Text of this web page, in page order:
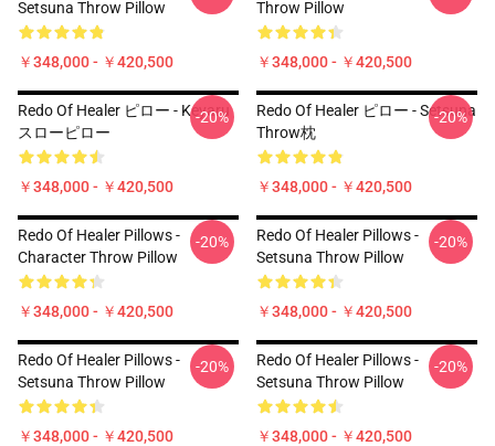
Setsuna Throw Pillow
￥348,000 - ￥420,500
Throw Pillow
￥348,000 - ￥420,500
Redo Of Healer ピロー - Keyaru
スローピロー
￥348,000 - ￥420,500
-20%
Redo Of Healer ピロー - Setsuna
Throw枕
￥348,000 - ￥420,500
-20%
Redo Of Healer Pillows -
Character Throw Pillow
￥348,000 - ￥420,500
-20%
Redo Of Healer Pillows -
Setsuna Throw Pillow
￥348,000 - ￥420,500
-20%
Redo Of Healer Pillows -
Setsuna Throw Pillow
￥348,000 - ￥420,500
-20%
Redo Of Healer Pillows -
Setsuna Throw Pillow
￥348,000 - ￥420,500
-20%